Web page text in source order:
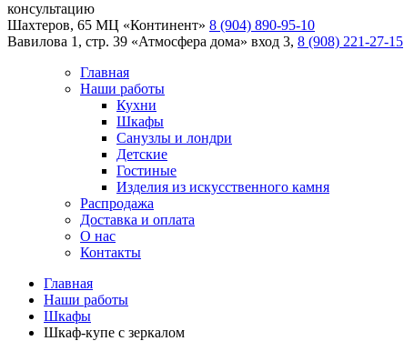
консультацию
Шахтеров, 65 МЦ «Континент» 8 (904) 890-95-10
Вавилова 1, стр. 39 «Атмосфера дома» вход 3, 8 (908) 221-27-15
Главная
Наши работы
Кухни
Шкафы
Санузлы и лондри
Детские
Гостиные
Изделия из искусственного камня
Распродажа
Доставка и оплата
О нас
Контакты
Главная
Наши работы
Шкафы
Шкаф-купе с зеркалом